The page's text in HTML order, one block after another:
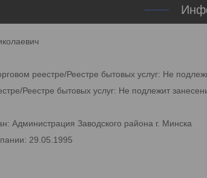
реестре/Реестре бытовых услуг: Не
Реестре бытовых услуг: Не подлежит
Администрация Заводского района г. Минска
29.05.1995